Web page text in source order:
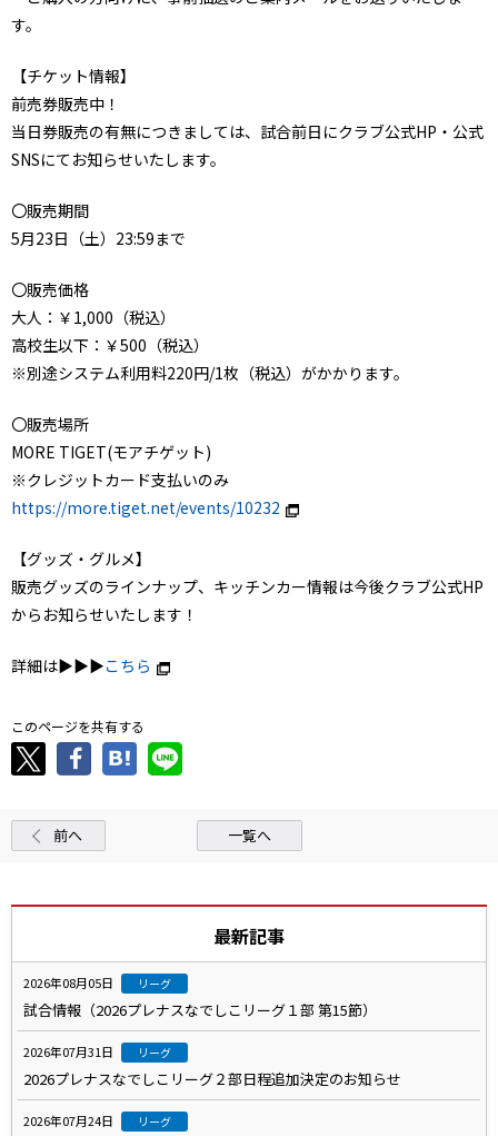
す。
【チケット情報】
前売券販売中！
当日券販売の有無につきましては、試合前日にクラブ公式HP・公式
SNSにてお知らせいたします。
〇販売期間
5月23日（土）23:59まで
〇販売価格
大人：￥1,000（税込）
高校生以下：￥500（税込）
※別途システム利用料220円/1枚（税込）がかかります。
〇販売場所
MORE TIGET(モアチゲット)
※クレジットカード支払いのみ
https://more.tiget.net/events/10232
【グッズ・グルメ】
販売グッズのラインナップ、キッチンカー情報は今後クラブ公式HP
からお知らせいたします！
詳細は▶▶▶こちら
このページを共有する
前へ 一覧へ
最新記事
2026年08月05日 リーグ
試合情報（2026プレナスなでしこリーグ１部 第15節）
2026年07月31日 リーグ
2026プレナスなでしこリーグ２部日程追加決定のお知らせ
2026年07月24日 リーグ